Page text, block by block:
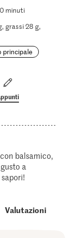
minuti
grassi 28 g,
principale
balsamico,
a
Valutazioni